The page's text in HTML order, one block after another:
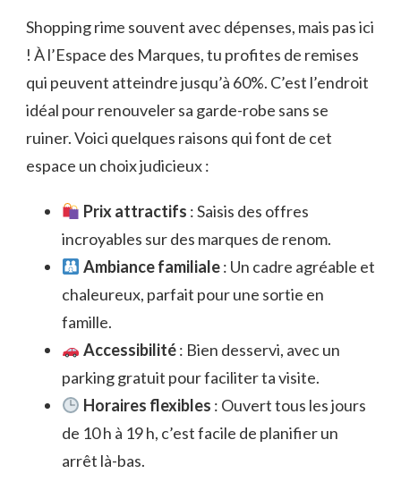
Shopping rime souvent avec dépenses, mais pas ici
! À l’Espace des Marques, tu profites de remises
qui peuvent atteindre jusqu’à 60%. C’est l’endroit
idéal pour renouveler sa garde-robe sans se
ruiner. Voici quelques raisons qui font de cet
espace un choix judicieux :
Prix attractifs : Saisis des offres
incroyables sur des marques de renom.
Ambiance familiale: Un cadre agréable et
chaleureux, parfait pour une sortie en
famille.
Accessibilité: Bien desservi, avec un
parking gratuit pour faciliter ta visite.
Horaires flexibles : Ouvert tous les jours
de 10 h à 19 h, c’est facile de planifier un
arrêt là-bas.